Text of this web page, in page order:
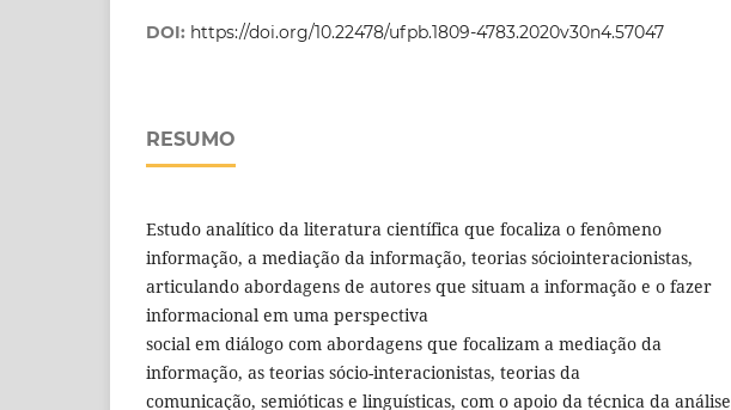
DOI: https://doi.org/10.22478/ufpb.1809-4783.2020v30n4.57047
RESUMO
Estudo analítico da literatura científica que focaliza o fenômeno
informação, a mediação da informação, teorias sóciointeracionistas,
articulando abordagens de autores que situam a informação e o fazer
informacional em uma perspectiva
social em diálogo com abordagens que focalizam a mediação da
informação, as teorias sócio-interacionistas, teorias da
comunicação, semióticas e linguísticas, com o apoio da técnica da análise